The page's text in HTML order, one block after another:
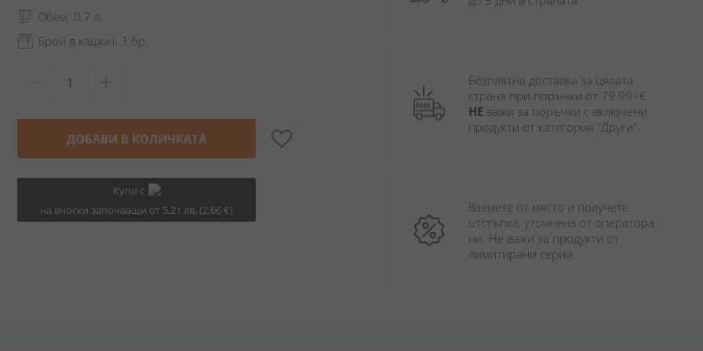
Обем: 0.7 л.
Брой в кашон: 3 бр.
ДОБАВИ В КОЛИЧКАТА
Купи с
на вноски започващи от 5.21 лв. (2.66 €)
Безплатна доставка за цялата
НЕ важи за поръчки с включени
продукти от категория "Други".
Вземете от място и получете
отстъпка, уточнена от оператора
ни. Не важи за продукти от
лимитирани серии.